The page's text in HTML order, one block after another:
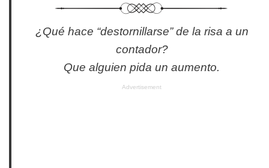
¿Qué hace “destornillarse” de la risa a un
contador?
Que alguien pida un aumento.
Advertisement